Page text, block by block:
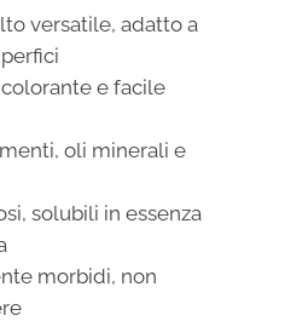
versatile, adatto a
e facile
oli minerali e
solubili in essenza
morbidi, non